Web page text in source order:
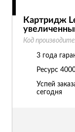
Картридж
Код
3 года
Ресурс
Успей
сегодня